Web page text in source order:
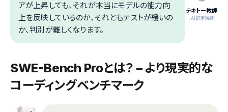
テキトー教師
.AI認定講師
アが上昇しても、それが本当にモデルの能力向
上を反映しているのか、それともテストが緩いの
か、判別が難しくなります。
SWE-Bench Proとは？ – より現実的な
コーディングベンチマーク